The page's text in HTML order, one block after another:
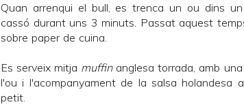
Quan arrenqui el bull, es trenca un ou dins
cassó durant uns 3 minuts. Passat aquest
sobre paper de cuina.
Es serveix mitja muffinanglesa torrada, amb
l'ou i l'acompanyament de la salsa holandesa
petit.